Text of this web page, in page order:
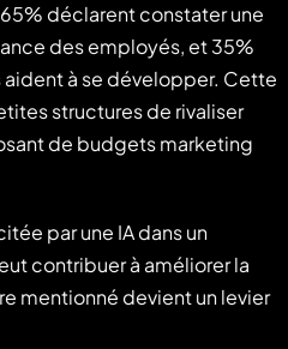
déclarent constater une
des employés, et 35%
à se développer. Cette
structures de rivaliser
de budgets marketing
par une IA dans un
contribuer à améliorer la
mentionné devient un levier